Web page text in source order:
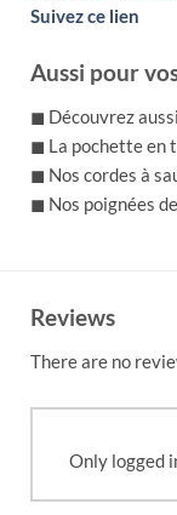
Suivez ce lien
Aussi pour
◼ Découvrez
◼ La pochette en
◼ Nos cordes à
◼ Nos poignées
Reviews
There are no
Only logged